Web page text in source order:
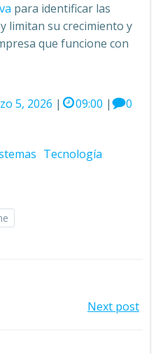
para identificar las
limitan su crecimiento y
que funcione con
5, 2026 | 09:00 | 0
Tecnología
Next post